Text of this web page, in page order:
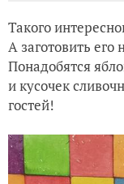
Такого
А заготовить
Понадобятся
и кусочек
гостей!